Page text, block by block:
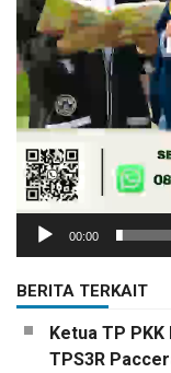
00:00
BERITA TERKAIT
Ketua TP
TPS3R